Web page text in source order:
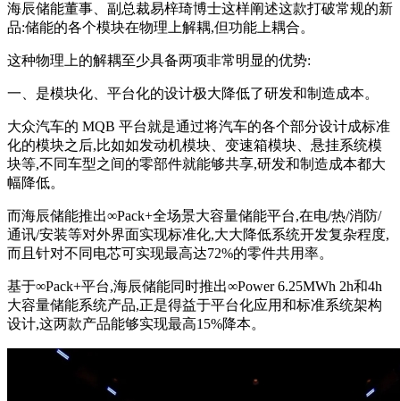
海辰储能董事、副总裁易梓琦博士这样阐述这款打破常规的新
品:储能的各个模块在物理上解耦,但功能上耦合。
这种物理上的解耦至少具备两项非常明显的优势:
一、是模块化、平台化的设计极大降低了研发和制造成本。
大众汽车的 MQB 平台就是通过将汽车的各个部分设计成标准
化的模块之后,比如如发动机模块、变速箱模块、悬挂系统模
块等,不同车型之间的零部件就能够共享,研发和制造成本都大
幅降低。
而海辰储能推出∞Pack+全场景大容量储能平台,在电/热/消防/
通讯/安装等对外界面实现标准化,大大降低系统开发复杂程度,
而且针对不同电芯可实现最高达72%的零件共用率。
基于∞Pack+平台,海辰储能同时推出∞Power 6.25MWh 2h和4h
大容量储能系统产品,正是得益于平台化应用和标准系统架构
设计,这两款产品能够实现最高15%降本。